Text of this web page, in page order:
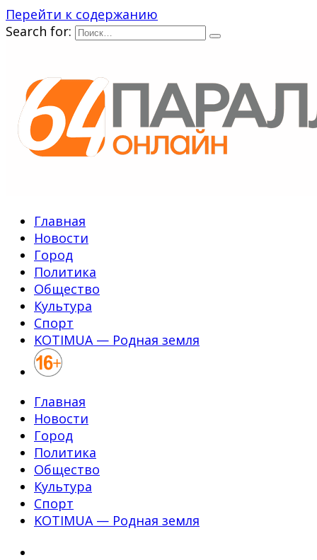
Перейти к содержанию
Search for:
Главная
Новости
Город
Политика
Общество
Культура
Спорт
KOTIMUA — Родная земля
Главная
Новости
Город
Политика
Общество
Культура
Спорт
KOTIMUA — Родная земля